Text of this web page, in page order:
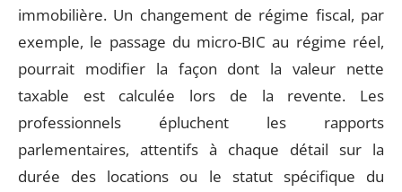
immobilière. Un changement de régime fiscal, par
exemple, le passage du micro-BIC au régime réel,
pourrait modifier la façon dont la valeur nette
taxable est calculée lors de la revente. Les
professionnels épluchent les rapports
parlementaires, attentifs à chaque détail sur la
durée des locations ou le statut spécifique du